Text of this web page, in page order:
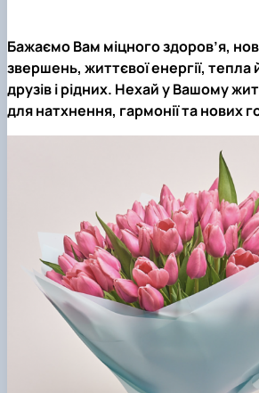
Бажаємо Вам міцного здоров’я,
звершень, життєвої енергії, тепла
друзів і рідних. Нехай у Вашому
для натхнення, гармонії та нових